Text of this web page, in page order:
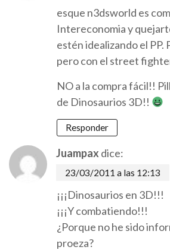
esque n3dsworld es
Intereconomia y
estén idealizando el PP.
pero con el street
NO a la compra fácil!!
de Dinosaurios 3D!!
Responder
Juampax dice:
23/03/2011 a las 12:13
¡¡¡Dinosaurios en 3D!!!
¡¡¡Y combatiendo!!!
¿Porque no he sido
proeza?